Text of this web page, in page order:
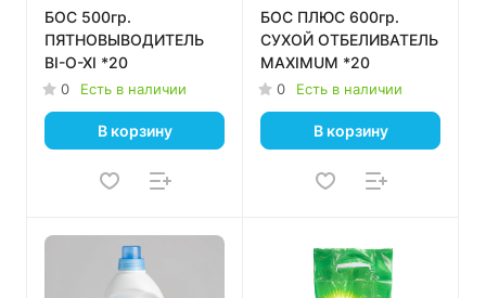
БОС 500гр.
ПЯТНОВЫВОДИТЕЛЬ
BI-O-XI *20
0 Есть в наличии
В корзину
БОС ПЛЮС 600гр.
СУХОЙ ОТБЕЛИВАТЕЛЬ
MAXIMUM *20
0 Есть в наличии
В корзину